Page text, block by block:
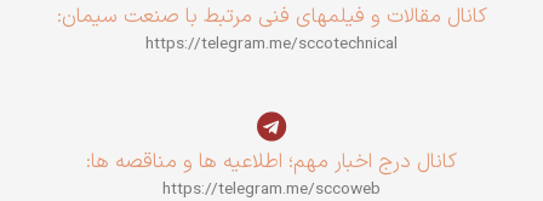
کانال مقالات و فیلمهای فنی مرتبط با صنعت سیمان:
https://telegram.me/sccotechnical
کانال درج اخبار مهم؛ اطلاعیه ها و مناقصه ها:
https://telegram.me/sccoweb